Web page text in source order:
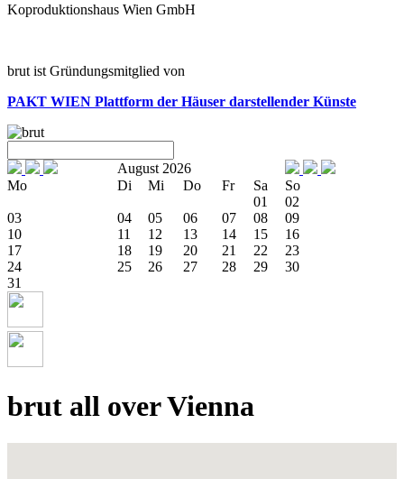
Koproduktionshaus Wien GmbH
brut ist Gründungsmitglied von
PAKT WIEN Plattform der Häuser darstellender Künste
August 2026
Mo
Di Mi Do Fr Sa
So
01
02
03
04 05 06 07 08
09
10
11 12 13 14 15
16
17
18 19 20 21 22
23
24
25 26 27 28 29
30
31
brut all over Vienna